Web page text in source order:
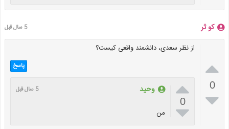
کو ثر 5 سال قبل

0

از نظر سعدی، دانشمند واقعی کیست؟
پاسخ

0

وحید 5 سال قبل
من